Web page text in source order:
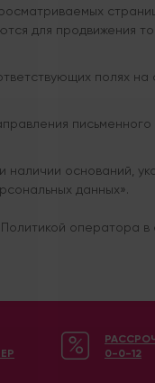
для продвижения
полях на
письменного
оснований,
данных».
оператора
0-0-12